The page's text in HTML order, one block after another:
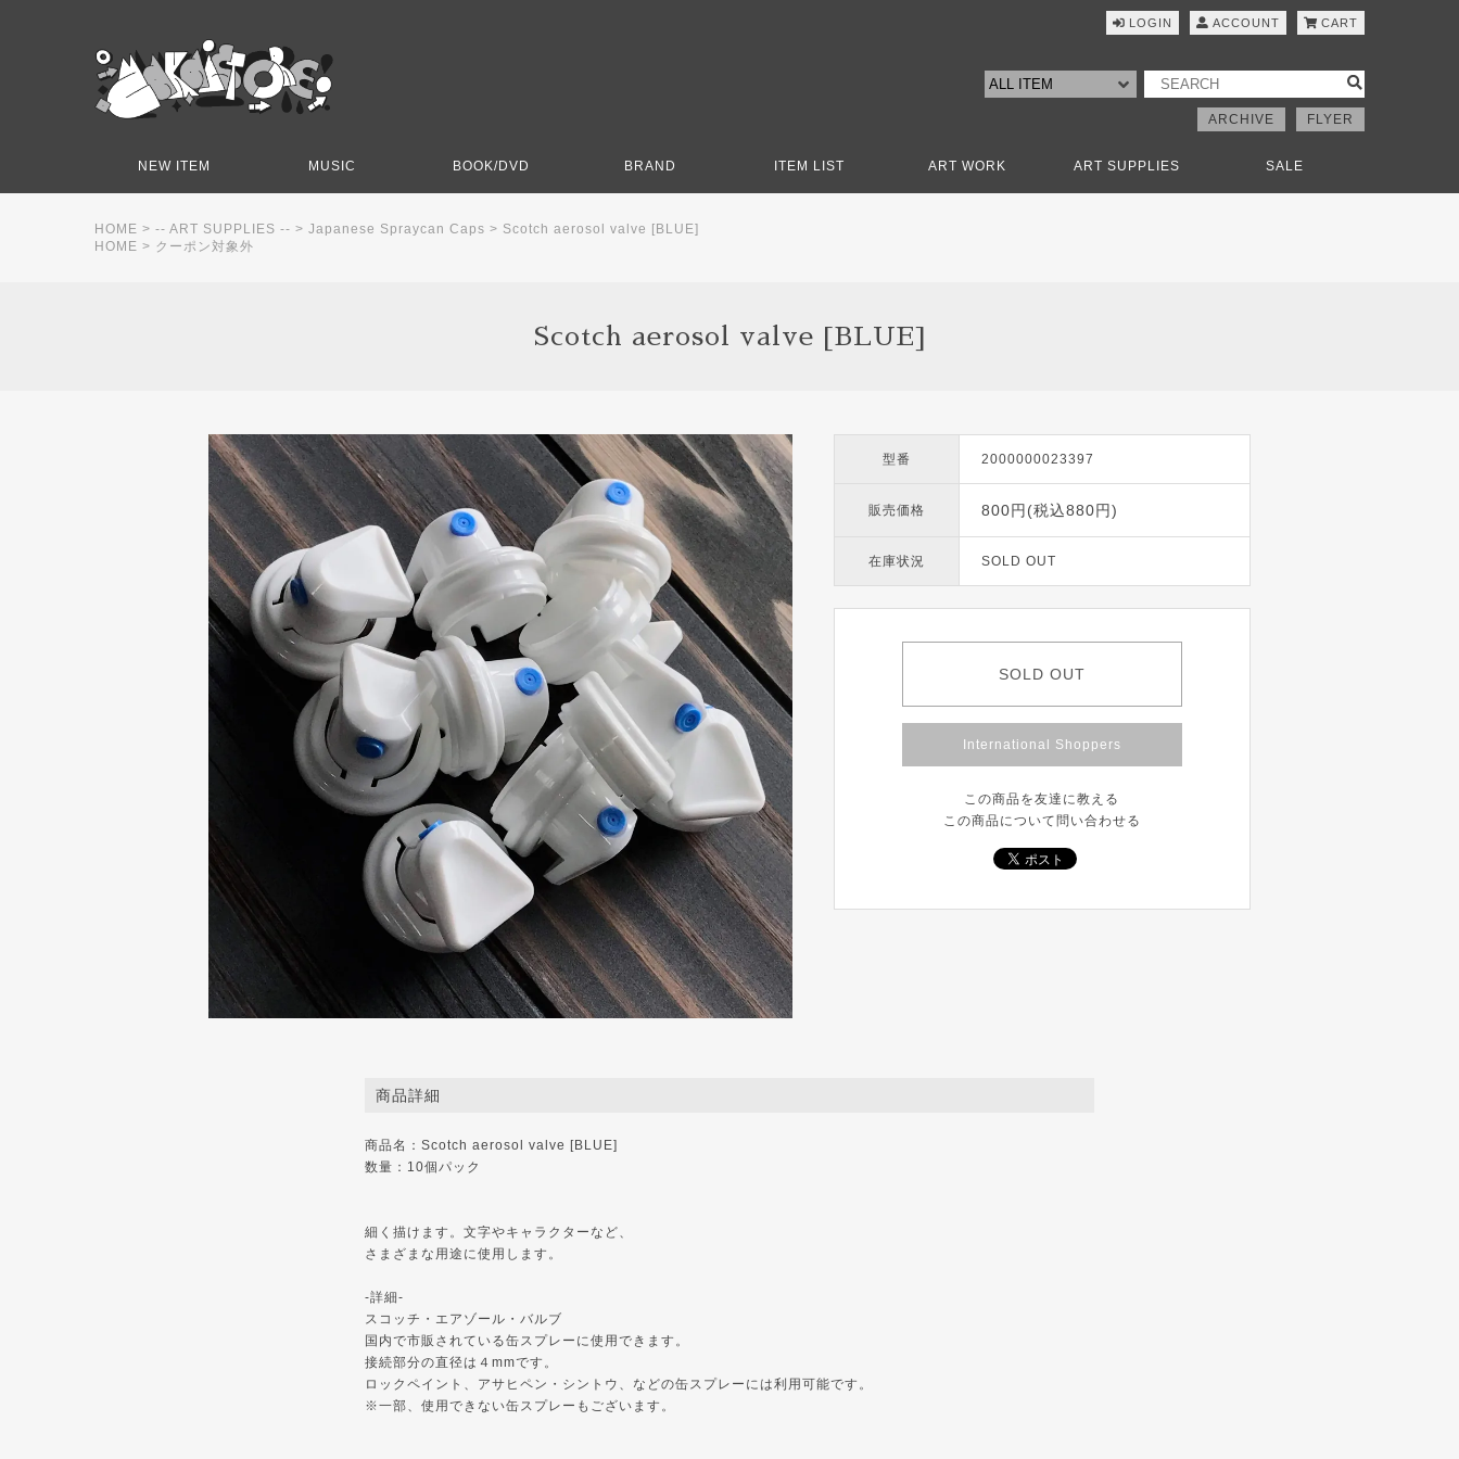
LOGIN ACCOUNT CART
ARCHIVE FLYER
NEW ITEM MUSIC BOOK/DVD BRAND ITEM LIST ART WORK ART SUPPLIES SALE
HOME > -- ART SUPPLIES -- > Japanese Spraycan Caps > Scotch aerosol valve [BLUE]
HOME > クーポン対象外
Scotch aerosol valve [BLUE]
商品詳細
商品名：Scotch aerosol valve [BLUE]
数量：10個パック
細く描けます。文字やキャラクターなど、
さまざまな用途に使用します。
-詳細-
スコッチ・エアゾール・バルブ
国内で市販されている缶スプレーに使用できます。
接続部分の直径は４mmです。
ロックペイント、アサヒペン・シントウ、などの缶スプレーには利用可能です。
※一部、使用できない缶スプレーもございます。
型番 2000000023397
販売価格 800円(税込880円)
在庫状況 SOLD OUT
SOLD OUT
International Shoppers
この商品を友達に教える
この商品について問い合わせる